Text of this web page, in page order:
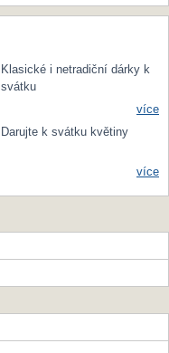
Klasické i netradiční dárky k
svátku
více
Darujte k svátku květiny
více